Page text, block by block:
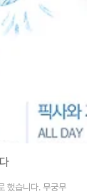
했습니다. 무궁무